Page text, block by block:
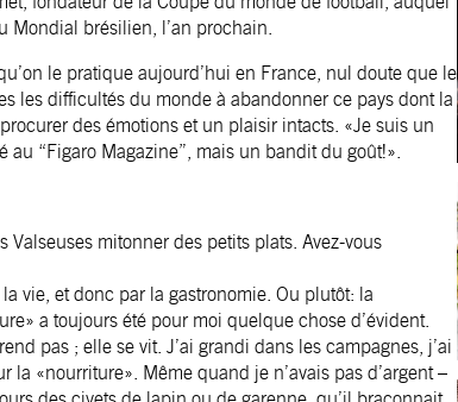
brésilien, l’an prochain.
le pratique aujourd’hui en France, nul doute que le
les difficultés du monde à abandonner ce pays dont la
des émotions et un plaisir intacts. «Je suis un
“Figaro Magazine”, mais un bandit du goût!».
mitonner des petits plats. Avez-vous
vie, et donc par la gastronomie. Ou plutôt: la
a toujours été pour moi quelque chose d’évident.
pas ; elle se vit. J’ai grandi dans les campagnes, j’ai
la «nourriture». Même quand je n’avais pas d’argent –